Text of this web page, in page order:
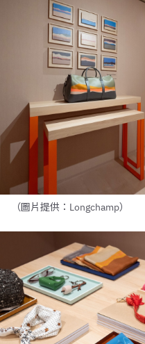
（圖片提供：Longchamp）